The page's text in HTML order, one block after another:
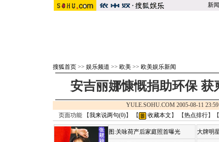
新闻
搜狐首页 >> 娱乐频道 >> 欧美 >> 欧美娱乐新闻
安吉丽娜慷慨捐助环保
YULE.SOHU.COM 2005-08-11
页面功能 【我来说两句(0)】 【 收藏本文 】 【热点排行】【
图:关咏荷产后家庭照首曝光 大牌明